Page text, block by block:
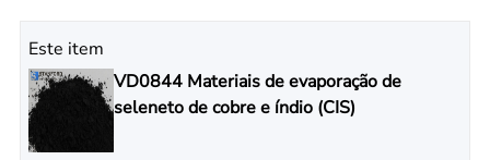
Este item
VD0844 Materiais de evaporação de
seleneto de cobre e índio (CIS)